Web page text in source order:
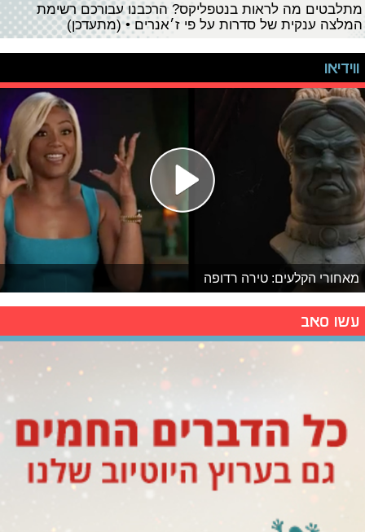
מתלבטים מה לראות בנטפליקס? הרכבנו עבורכם רשימת
המלצה ענקית של סדרות על פי ז׳אנרים • (מתעדכן)
ווידיאו
מאחורי הקלעים: טירה רדופה
עשו סאב